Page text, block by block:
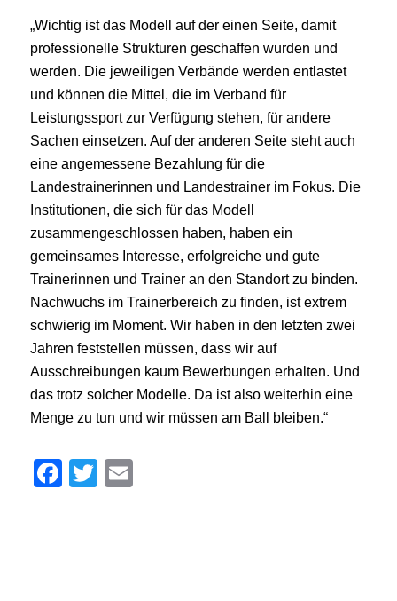
„Wichtig ist das Modell auf der einen Seite, damit
professionelle Strukturen geschaffen wurden und
werden. Die jeweiligen Verbände werden entlastet
und können die Mittel, die im Verband für
Leistungssport zur Verfügung stehen, für andere
Sachen einsetzen. Auf der anderen Seite steht auch
eine angemessene Bezahlung für die
Landestrainerinnen und Landestrainer im Fokus. Die
Institutionen, die sich für das Modell
zusammengeschlossen haben, haben ein
gemeinsames Interesse, erfolgreiche und gute
Trainerinnen und Trainer an den Standort zu binden.
Nachwuchs im Trainerbereich zu finden, ist extrem
schwierig im Moment. Wir haben in den letzten zwei
Jahren feststellen müssen, dass wir auf
Ausschreibungen kaum Bewerbungen erhalten. Und
das trotz solcher Modelle. Da ist also weiterhin eine
Menge zu tun und wir müssen am Ball bleiben.“
Facebook
Twitter